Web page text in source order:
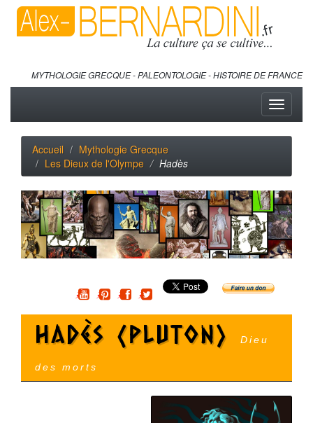
MYTHOLOGIE GRECQUE - PALEONTOLOGIE - HISTOIRE DE FRANCE
Toggle
Accueil
Mythologie Grecque
Les Dieux de l'Olympe
Hadès
Hadès (Pluton) Dieu
des morts